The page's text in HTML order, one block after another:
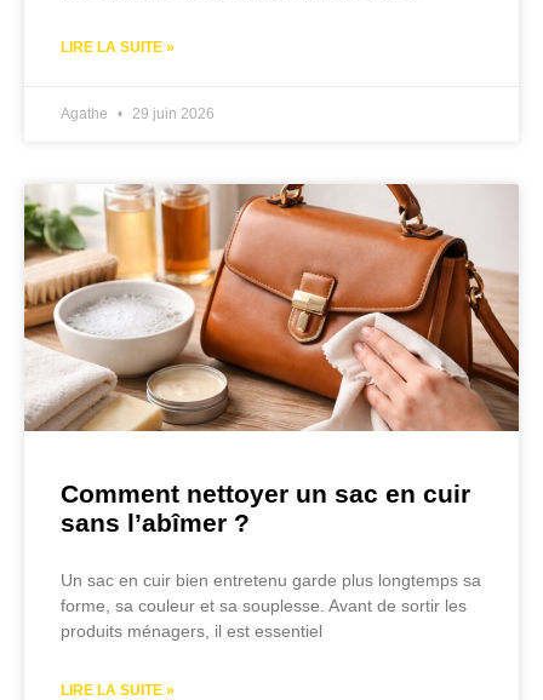
LIRE LA SUITE »
Agathe 29 juin 2026
Comment nettoyer un sac en cuir
sans l’abîmer ?
Un sac en cuir bien entretenu garde plus longtemps sa
forme, sa couleur et sa souplesse. Avant de sortir les
produits ménagers, il est essentiel
LIRE LA SUITE »